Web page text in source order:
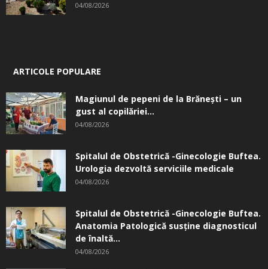
04/08/2026
ARTICOLE POPULARE
Magiunul de pepeni de la Brăneşti – un
gust al copilăriei...
04/08/2026
Spitalul de Obstetrică -Ginecologie Buftea.
Urologia dezvoltă serviciile medicale
04/08/2026
Spitalul de Obstetrică -Ginecologie Buftea.
Anatomia Patologică susţine diagnosticul
de înaltă...
04/08/2026